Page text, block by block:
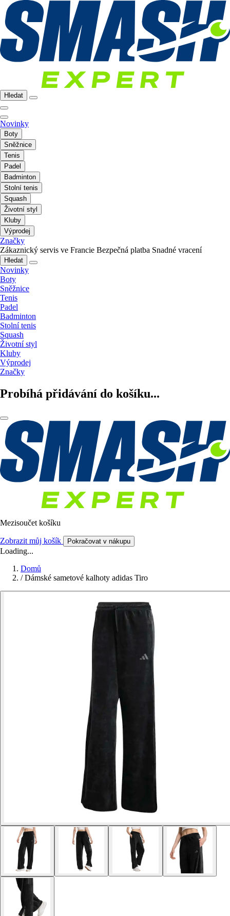
Hledat
Novinky
Boty
Sněžnice
Tenis
Padel
Badminton
Stolní tenis
Squash
Životní styl
Kluby
Výprodej
Značky
Zákaznický servis ve Francie Bezpečná platba Snadné vracení
Hledat
Novinky
Boty
Sněžnice
Tenis
Padel
Badminton
Stolní tenis
Squash
Životní styl
Kluby
Výprodej
Značky
Probíhá přidávání do košíku...
Mezisoučet košíku
Zobrazit můj košík Pokračovat v nákupu
Loading...
Domů
/ Dámské sametové kalhoty adidas Tiro